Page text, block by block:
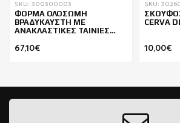
SKU: 300300003
ΦΟΡΜΑ ΟΛΟΣΩΜΗ
ΒΡΑΔΥΚΑΥΣΤΗ ΜΕ
ΑΝΑΚΛΑΣΤΙΚΕΣ ΤΑΙΝΙΕΣ
67,10€
SKU:
CERVA
10,00€